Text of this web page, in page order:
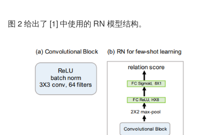
图 2 给出了 [1] 中使用的 RN 模型结构。